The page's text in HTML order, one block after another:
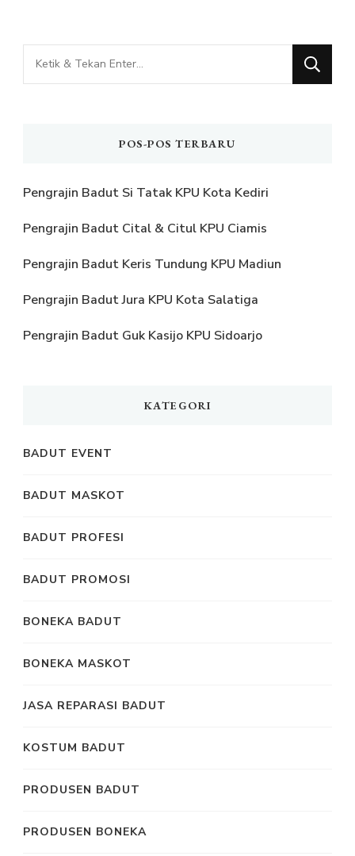
Mencari
Sesuatu?
POS-POS TERBARU
Pengrajin Badut Si Tatak KPU Kota Kediri
Pengrajin Badut Cital & Citul KPU Ciamis
Pengrajin Badut Keris Tundung KPU Madiun
Pengrajin Badut Jura KPU Kota Salatiga
Pengrajin Badut Guk Kasijo KPU Sidoarjo
KATEGORI
BADUT EVENT
BADUT MASKOT
BADUT PROFESI
BADUT PROMOSI
BONEKA BADUT
BONEKA MASKOT
JASA REPARASI BADUT
KOSTUM BADUT
PRODUSEN BADUT
PRODUSEN BONEKA